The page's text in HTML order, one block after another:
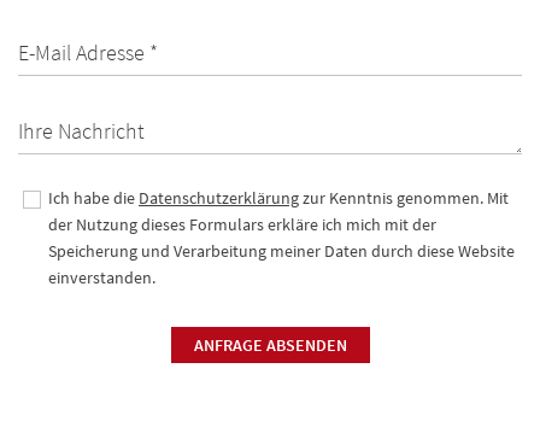
E-Mail Adresse *
Ihre Nachricht
Ich habe die Datenschutzerklärungzur Kenntnis genommen. Mit
der Nutzung dieses Formulars erkläre ich mich mit der
Speicherung und Verarbeitung meiner Daten durch diese Website
einverstanden.
ANFRAGE ABSENDEN